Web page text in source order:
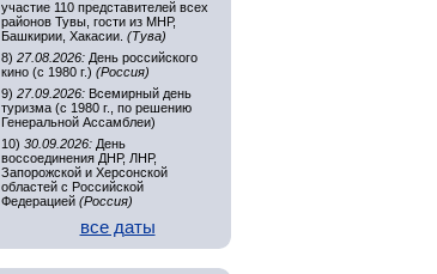
участие 110 представителей всех
районов Тувы, гости из МНР,
Башкирии, Хакасии. (Тува)
8) 27.08.2026: День российского
кино (с 1980 г.) (Россия)
9) 27.09.2026: Всемирный день
туризма (с 1980 г., по решению
Генеральной Ассамблеи)
10) 30.09.2026: День
воссоединения ДНР, ЛНР,
Запорожской и Херсонской
областей с Российской
Федерацией (Россия)
все даты